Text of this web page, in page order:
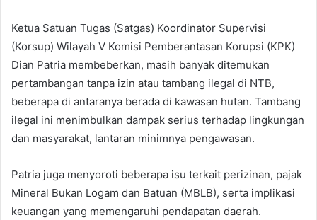
Ketua Satuan Tugas (Satgas) Koordinator Supervisi
(Korsup) Wilayah V Komisi Pemberantasan Korupsi (KPK)
Dian Patria membeberkan, masih banyak ditemukan
pertambangan tanpa izin atau tambang ilegal di NTB,
beberapa di antaranya berada di kawasan hutan. Tambang
ilegal ini menimbulkan dampak serius terhadap lingkungan
dan masyarakat, lantaran minimnya pengawasan.
Patria juga menyoroti beberapa isu terkait perizinan, pajak
Mineral Bukan Logam dan Batuan (MBLB), serta implikasi
keuangan yang memengaruhi pendapatan daerah.